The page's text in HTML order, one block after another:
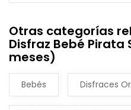
Otras categorías
Disfraz Bebé Pirata
meses)
Bebés Disfraces